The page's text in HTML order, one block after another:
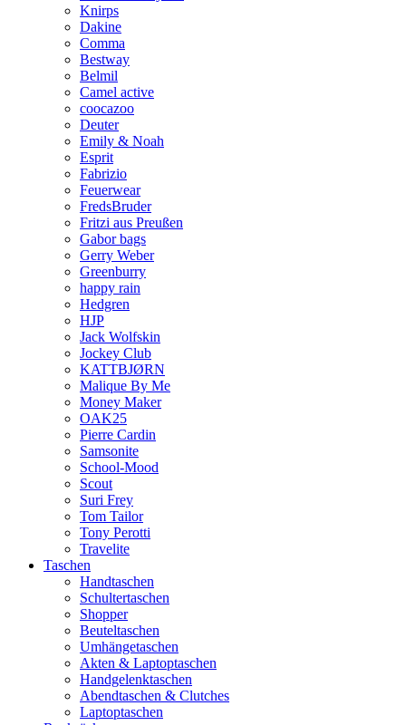
Knirps
Dakine
Comma
Bestway
Belmil
Camel active
coocazoo
Deuter
Emily & Noah
Esprit
Fabrizio
Feuerwear
FredsBruder
Fritzi aus Preußen
Gabor bags
Gerry Weber
Greenburry
happy rain
Hedgren
HJP
Jack Wolfskin
Jockey Club
KATTBJØRN
Malique By Me
Money Maker
OAK25
Pierre Cardin
Samsonite
School-Mood
Scout
Suri Frey
Tom Tailor
Tony Perotti
Travelite
Taschen
Handtaschen
Schultertaschen
Shopper
Beuteltaschen
Umhängetaschen
Akten & Laptoptaschen
Handgelenktaschen
Abendtaschen & Clutches
Laptoptaschen